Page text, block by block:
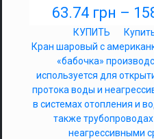
63.74 грн –
КУПИТЬ
Кран шаровый с
«бабочка»
используется для
протока воды и
в системах отопления и
также трубопроводах
неагрессивными